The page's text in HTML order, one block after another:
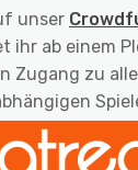
unser
ihr ab einem
Zugang zu